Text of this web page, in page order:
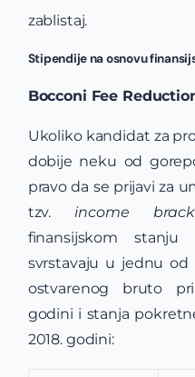
zablistaj.
Stipendije na osnovu
Bocconi Fee
Ukoliko kandidat za
dobije neku od
pravo da se prijavi za
tzv.income
finansijskom stanju
svrstavaju u jednu
ostvarenog bruto
godini i stanja
2018. godini: